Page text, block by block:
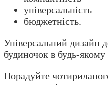
універсальність
бюджетність.
Універсальний дизайн
будиночок в будь-
Порадуйте